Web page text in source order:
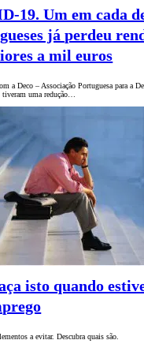
19. Um em cada
já perdeu
a mil euros
a Deco – Associação Portuguesa para a
tiveram uma redução…
isto quando
a evitar. Descubra quais são.